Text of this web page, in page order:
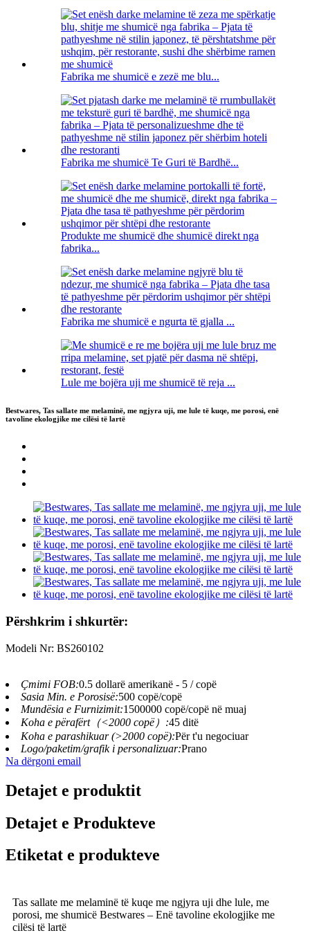
Fabrika me shumicë e zezë me blu...
Fabrika me shumicë Te Guri të Bardhë...
Produkte me shumicë dhe shumicë direkt nga
fabrika...
Fabrika me shumicë e ngurta të gjalla ...
Lule me bojëra uji me shumicë të reja ...
Bestwares, Tas sallate me melaminë, me ngjyra uji, me lule të kuqe, me porosi, enë
tavoline ekologjike me cilësi të lartë
Përshkrim i shkurtër:
Modeli Nr: BS260102
Çmimi FOB:0.5 dollarë amerikanë - 5 / copë
Sasia Min. e Porosisë:500 copë/copë
Mundësia e Furnizimit:1500000 copë/copë në muaj
Koha e përafërt（<2000 copë）:45 ditë
Koha e parashikuar (>2000 copë):Për t'u negociuar
Logo/paketim/grafik i personalizuar:Prano
Na dërgoni email
Detajet e produktit
Detajet e Produkteve
Etiketat e produkteve
Tas sallate me melaminë të kuqe me ngjyra uji dhe lule, me
porosi, me shumicë Bestwares – Enë tavoline ekologjike me
cilësi të lartë